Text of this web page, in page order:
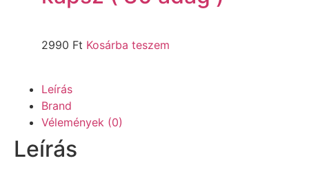
2990 Ft Kosárba teszem
Leírás
Brand
Vélemények (0)
Leírás